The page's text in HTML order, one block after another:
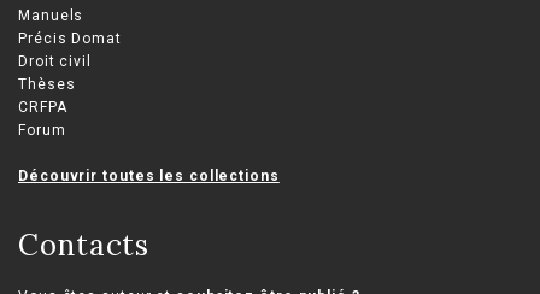
Manuels
Précis Domat
Droit civil
Thèses
CRFPA
Forum
Découvrir toutes les collections
Contacts